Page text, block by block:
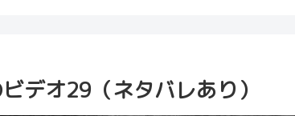
デオ29（ネタバレあり）